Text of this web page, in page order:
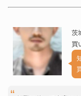
茨
買